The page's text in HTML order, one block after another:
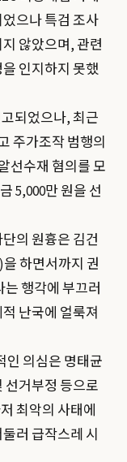
으나 특검 조사
않았으며, 관련
인지하지 못했
되었으나, 최근
주가조작 범행의
선수재 혐의를 모
5,000만 원을 선
의 원흉은 김건
하면서까지 권
행각에 부끄러
난국에 얼룩져
인 의심은 명태균
선거부정 등으로
최악의 사태에
러 급작스레 시